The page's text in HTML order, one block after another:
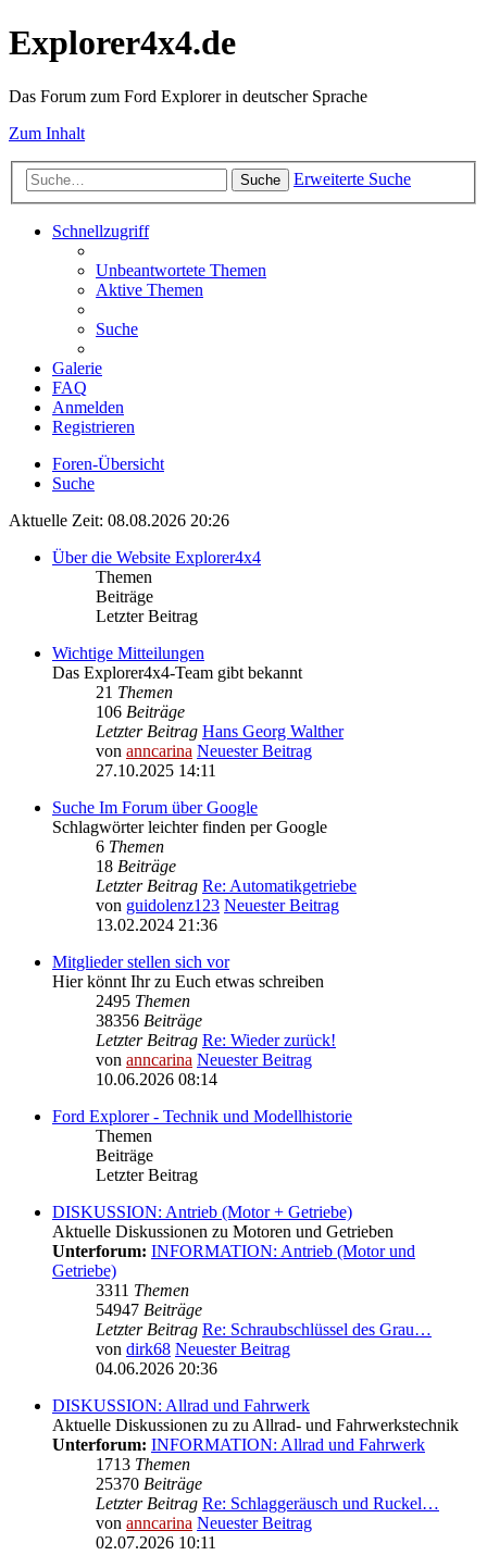
Explorer4x4.de
Das Forum zum Ford Explorer in deutscher Sprache
Zum Inhalt
Suche Erweiterte Suche
Schnellzugriff
Unbeantwortete Themen
Aktive Themen
Suche
Galerie
FAQ
Anmelden
Registrieren
Foren-Übersicht
Suche
Aktuelle Zeit: 08.08.2026 20:26
Über die Website Explorer4x4
Themen
Beiträge
Letzter Beitrag
Wichtige Mitteilungen
Das Explorer4x4-Team gibt bekannt
21 Themen
106 Beiträge
Letzter Beitrag Hans Georg Walther
von anncarina Neuester Beitrag
27.10.2025 14:11
Suche Im Forum über Google
Schlagwörter leichter finden per Google
6 Themen
18 Beiträge
Letzter Beitrag Re: Automatikgetriebe
von guidolenz123 Neuester Beitrag
13.02.2024 21:36
Mitglieder stellen sich vor
Hier könnt Ihr zu Euch etwas schreiben
2495 Themen
38356 Beiträge
Letzter Beitrag Re: Wieder zurück!
von anncarina Neuester Beitrag
10.06.2026 08:14
Ford Explorer - Technik und Modellhistorie
Themen
Beiträge
Letzter Beitrag
DISKUSSION: Antrieb (Motor + Getriebe)
Aktuelle Diskussionen zu Motoren und Getrieben
Unterforum: INFORMATION: Antrieb (Motor und
Getriebe)
3311 Themen
54947 Beiträge
Letzter Beitrag Re: Schraubschlüssel des Grau…
von dirk68 Neuester Beitrag
04.06.2026 20:36
DISKUSSION: Allrad und Fahrwerk
Aktuelle Diskussionen zu zu Allrad- und Fahrwerkstechnik
Unterforum: INFORMATION: Allrad und Fahrwerk
1713 Themen
25370 Beiträge
Letzter Beitrag Re: Schlaggeräusch und Ruckel…
von anncarina Neuester Beitrag
02.07.2026 10:11